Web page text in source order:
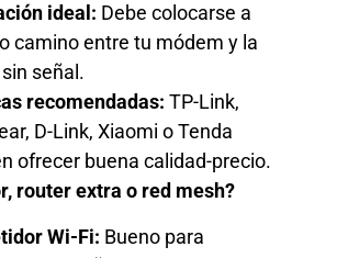
ideal: Debe colocarse a
camino entre tu módem y la
señal.
recomendadas: TP-Link,
D-Link, Xiaomi o Tenda
ofrecer buena calidad-precio.
router extra o red mesh?
Wi-Fi: Bueno para